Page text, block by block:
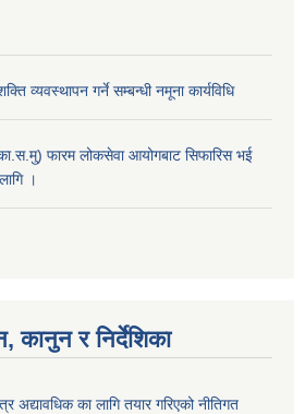
व्यवस्थापन गर्ने सम्बन्धी नमूना कार्यविधि
फारम लोकसेवा आयोगबाट सिफारिस भई
।
कानुन र निर्देशिका
अद्यावधिक का लागि तयार गरिएको नीतिगत